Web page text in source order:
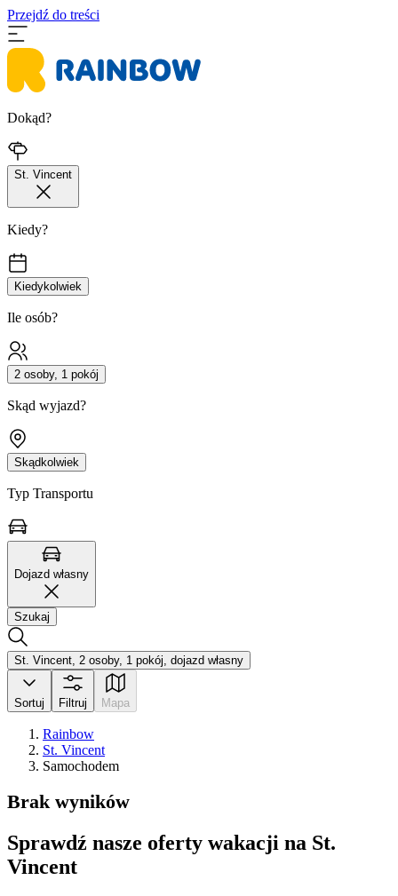
Przejdź do treści
Dokąd?
St. Vincent
Kiedy?
Kiedykolwiek
Ile osób?
2 osoby, 1 pokój
Skąd wyjazd?
Skądkolwiek
Typ Transportu
Dojazd własny
Szukaj
St. Vincent, 2 osoby, 1 pokój, dojazd własny
Sortuj Filtruj Mapa
Rainbow
St. Vincent
Samochodem
Brak wyników
Sprawdź nasze oferty wakacji na St.
Vincent